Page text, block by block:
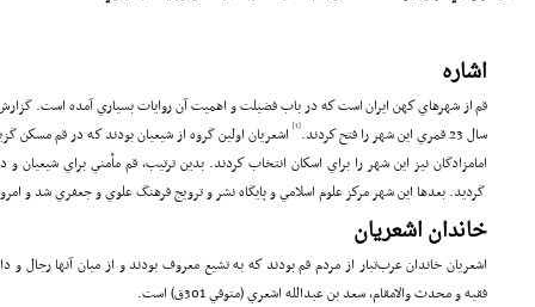
اشاره
قم از شهرهاي كهن ايران است كه در باب فضيلت و اهميت آن روايات بسياري آمده است.
سال 23 قمري اين شهر را فتح كردند.
[1]
اشعريان اولين گروه از شيعيان بودند كه در قم مسكن
امامزادگان نيز اين شهر را براي اسكان انتخاب كردند. بدين ترتيب، قم مأمني براي شيعيان و
گرديد. بعدها اين شهر مركز علوم اسلامي و پايگاه نشر و ترويج فرهنگ علوي و جعفري شد و
خاندان اشعريان
اشعريان خاندان عرب‌تبار از مردم قم‌ بودند كه به تشيع معروف بودند و از ميان آنها رجال و
فقيه و محدث والامقام، سعد بن عبدالله اشعري (متوفي 301ق) است.